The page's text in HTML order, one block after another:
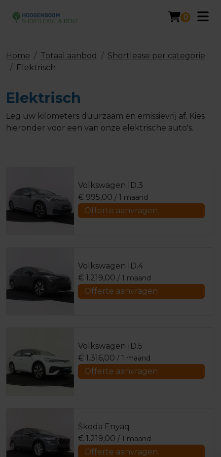
0
Home Totaal aanbod
Shortlease per categorie
Elektrisch
Elektrisch
Leg uw kilometers duurzaam en emissievrij af. Kies
hieronder voor een van onze elektrische auto's.
Volkswagen ID.3
€ 995,00 / 1 maand
Offerte aanvragen
Volkswagen ID.4
€ 1.219,00 / 1 maand
Offerte aanvragen
Volkswagen ID.5
€ 1.316,00 / 1 maand
Offerte aanvragen
Škoda Enyaq
€ 1.219,00 / 1 maand
Offerte aanvragen